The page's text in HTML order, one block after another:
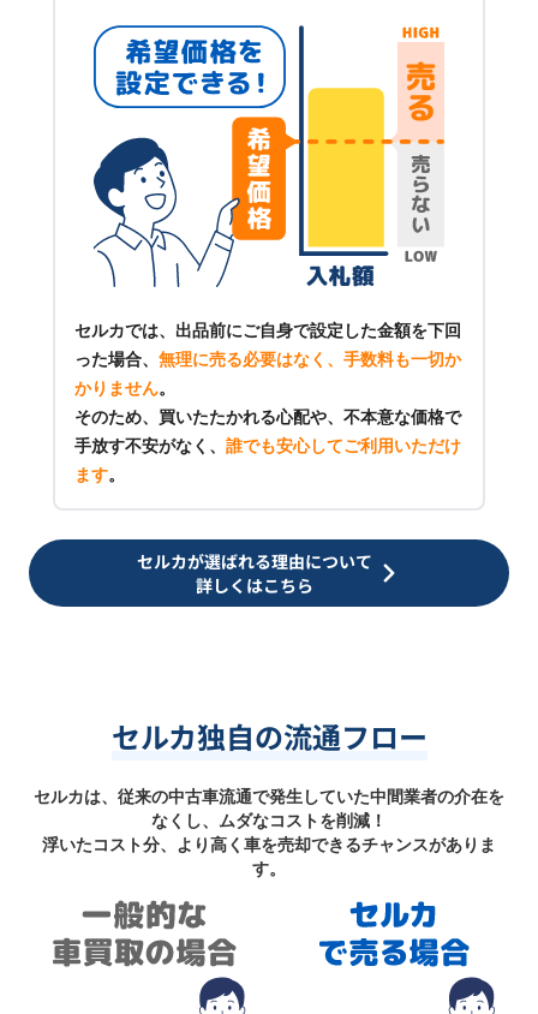
セルカでは、出品前にご自身で設定した金額を下回
った場合、 無理に売る必要はなく、手数料も一切か
かりません。
そのため、買いたたかれる心配や、不本意な価格で
手放す不安がなく、 誰でも安心してご利用いただけ
ます。
セルカが選ばれる理由について
詳しくはこちら
セルカ独自の流通フロー
セルカは、従来の中古車流通で発生していた中間業者の介在を
なくし、ムダなコストを削減！
浮いたコスト分、より高く車を売却できるチャンスがありま
す。